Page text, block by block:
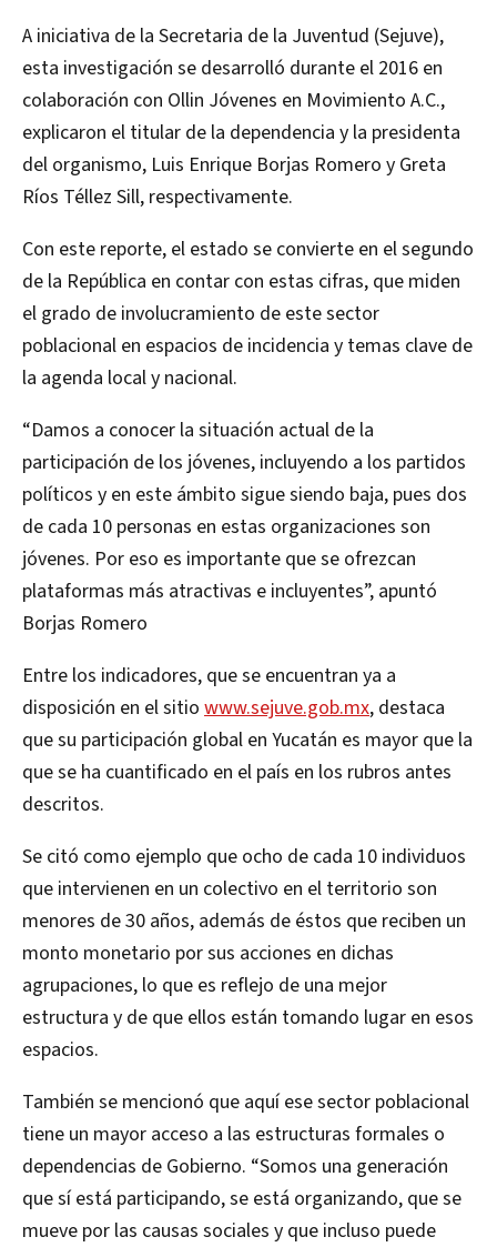
A iniciativa de la Secretaria de la Juventud (Sejuve),
esta investigación se desarrolló durante el 2016 en
colaboración con Ollin Jóvenes en Movimiento A.C.,
explicaron el titular de la dependencia y la presidenta
del organismo, Luis Enrique Borjas Romero y Greta
Ríos Téllez Sill, respectivamente.
Con este reporte, el estado se convierte en el segundo
de la República en contar con estas cifras, que miden
el grado de involucramiento de este sector
poblacional en espacios de incidencia y temas clave de
la agenda local y nacional.
“Damos a conocer la situación actual de la
participación de los jóvenes, incluyendo a los partidos
políticos y en este ámbito sigue siendo baja, pues dos
de cada 10 personas en estas organizaciones son
jóvenes. Por eso es importante que se ofrezcan
plataformas más atractivas e incluyentes”, apuntó
Borjas Romero
Entre los indicadores, que se encuentran ya a
disposición en el sitio www.sejuve.gob.mx, destaca
que su participación global en Yucatán es mayor que la
que se ha cuantificado en el país en los rubros antes
descritos.
Se citó como ejemplo que ocho de cada 10 individuos
que intervienen en un colectivo en el territorio son
menores de 30 años, además de éstos que reciben un
monto monetario por sus acciones en dichas
agrupaciones, lo que es reflejo de una mejor
estructura y de que ellos están tomando lugar en esos
espacios.
También se mencionó que aquí ese sector poblacional
tiene un mayor acceso a las estructuras formales o
dependencias de Gobierno. “Somos una generación
que sí está participando, se está organizando, que se
mueve por las causas sociales y que incluso puede